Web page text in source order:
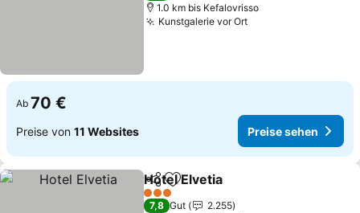
1.0 km bis Kefalovrisso
Kunstgalerie vor Ort
Ab 70 €
Preise von 11 Websites Preise sehen
TeilenZu Favoriten hinzufügen
Hotel Elvetia
3 Sterne
7,8 Gut
2.255